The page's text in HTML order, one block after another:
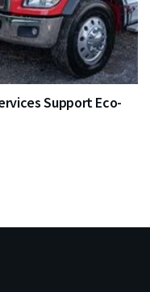
Support Eco-